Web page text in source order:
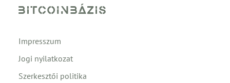
Impresszum
Jogi nyilatkozat
Szerkesztői politika